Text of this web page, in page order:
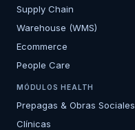
Supply Chain
Warehouse (WMS)
Ecommerce
People Care
MÓDULOS HEALTH
Prepagas & Obras Sociales
Clínicas